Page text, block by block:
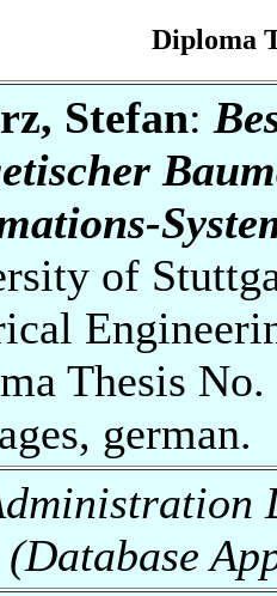
Diploma
Stefan:
of
Thesis
german.